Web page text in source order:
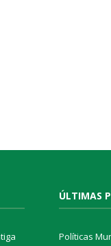
ÚLTIMAS
Políticas